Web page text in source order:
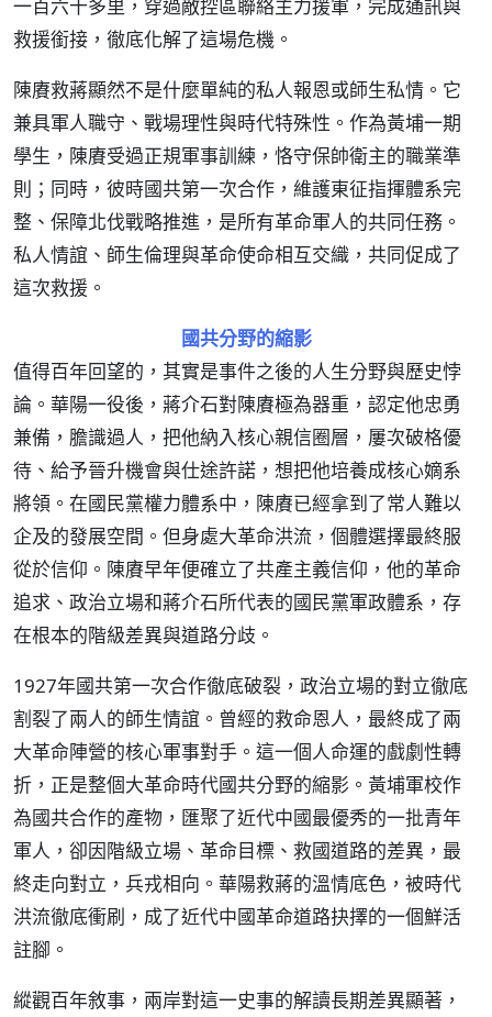
一百六十多里，穿過敵控區聯絡主力援軍，完成通訊與
救援銜接，徹底化解了這場危機。
陳賡救蔣顯然不是什麼單純的私人報恩或師生私情。它
兼具軍人職守、戰場理性與時代特殊性。作為黃埔一期
學生，陳賡受過正規軍事訓練，恪守保帥衛主的職業準
則；同時，彼時國共第一次合作，維護東征指揮體系完
整、保障北伐戰略推進，是所有革命軍人的共同任務。
私人情誼、師生倫理與革命使命相互交織，共同促成了
這次救援。
國共分野的縮影
值得百年回望的，其實是事件之後的人生分野與歷史悖
論。華陽一役後，蔣介石對陳賡極為器重，認定他忠勇
兼備，膽識過人，把他納入核心親信圈層，屢次破格優
待、給予晉升機會與仕途許諾，想把他培養成核心嫡系
將領。在國民黨權力體系中，陳賡已經拿到了常人難以
企及的發展空間。但身處大革命洪流，個體選擇最終服
從於信仰。陳賡早年便確立了共產主義信仰，他的革命
追求、政治立場和蔣介石所代表的國民黨軍政體系，存
在根本的階級差異與道路分歧。
1927年國共第一次合作徹底破裂，政治立場的對立徹底
割裂了兩人的師生情誼。曾經的救命恩人，最終成了兩
大革命陣營的核心軍事對手。這一個人命運的戲劇性轉
折，正是整個大革命時代國共分野的縮影。黃埔軍校作
為國共合作的產物，匯聚了近代中國最優秀的一批青年
軍人，卻因階級立場、革命目標、救國道路的差異，最
終走向對立，兵戎相向。華陽救蔣的溫情底色，被時代
洪流徹底衝刷，成了近代中國革命道路抉擇的一個鮮活
註腳。
縱觀百年敘事，兩岸對這一史事的解讀長期差異顯著，